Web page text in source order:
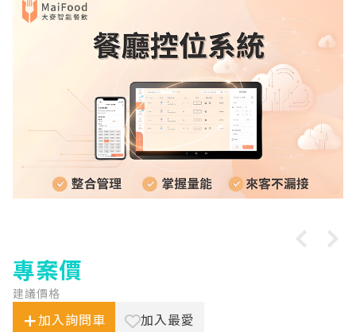
專案價
建議價格
加入詢問車 加入最愛